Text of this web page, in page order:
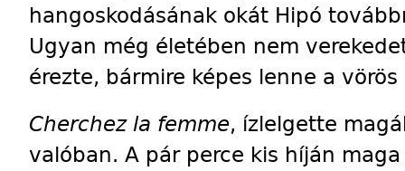
hangoskodásának okát Hipó
Ugyan még életében nem
érezte, bármire képes lenne a
Cherchez la femme, ízlelgette
valóban. A pár perce kis híján